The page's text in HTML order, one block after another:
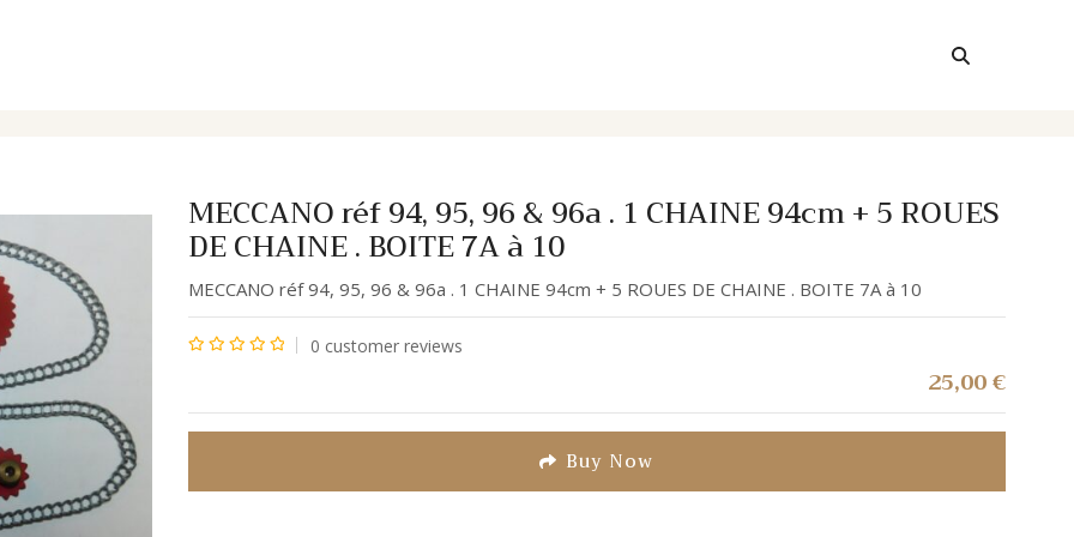
MECCANO réf 94, 95, 96 & 96a . 1 CHAINE 94cm + 5 ROUES
DE CHAINE . BOITE 7A à 10
MECCANO réf 94, 95, 96 & 96a . 1 CHAINE 94cm + 5 ROUES DE CHAINE . BOITE 7A à 10
sur
0 customer reviews
25,00€
Buy Now